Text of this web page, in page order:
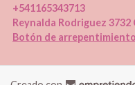
+541165343713
Reynalda Rodriguez
Botón de arrepentimiento